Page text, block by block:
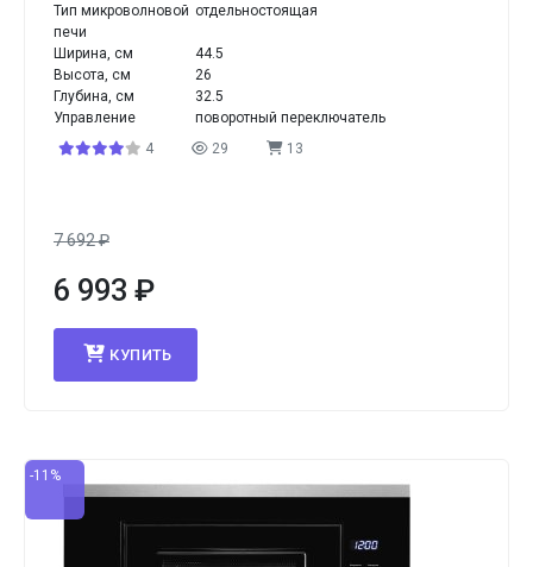
Тип микроволновой
печи
отдельностоящая
Ширина, см
44.5
Высота, см
26
Глубина, см
32.5
Управление
поворотный переключатель
4
29 13
7 692₽
6 993 ₽
КУПИТЬ
-11%